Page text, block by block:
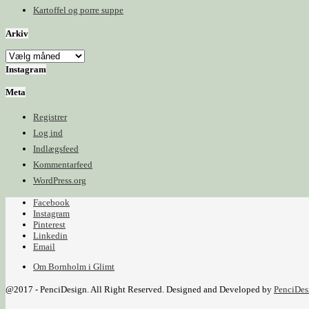
Kartoffel og porre suppe
Arkiv
Arkiv
Instagram
Meta
Registrer
Log ind
Indlægsfeed
Kommentarfeed
WordPress.org
Facebook
Instagram
Pinterest
Linkedin
Email
Om Bornholm i Glimt
@2017 - PenciDesign. All Right Reserved. Designed and Developed by